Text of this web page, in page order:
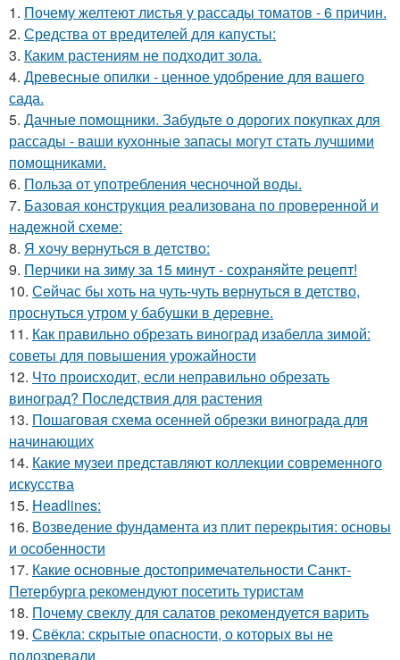
1. Почему желтеют листья у рассады томатов - 6 причин.
2. Средства от вредителей для капусты:
3. Каким растениям не подходит зола.
4. Древесные опилки - ценное удобрение для вашего
сада.
5. Дачные помощники. Забудьте о дорогих покупках для
рассады - ваши кухонные запасы могут стать лучшими
помощниками.
6. Польза от употребления чесночной воды.
7. Базовая конструкция реализована по проверенной и
надежной схеме:
8. Я xoчу вepнутьcя в дeтcтвo:
9. Перчики на зиму за 15 минут - сохраняйте рецепт!
10. Сейчас бы хоть на чуть-чуть вернуться в детство,
проснуться утром у бабушки в деревне.
11. Как правильно обрезать виноград изабелла зимой:
советы для повышения урожайности
12. Что происходит, если неправильно обрезать
виноград? Последствия для растения
13. Пошаговая схема осенней обрезки винограда для
начинающих
14. Какие музеи представляют коллекции современного
искусства
15. Headlines:
16. Возведение фундамента из плит перекрытия: основы
и особенности
17. Какие основные достопримечательности Санкт-
Петербурга рекомендуют посетить туристам
18. Почему свеклу для салатов рекомендуется варить
19. Свёкла: скрытые опасности, о которых вы не
подозревали